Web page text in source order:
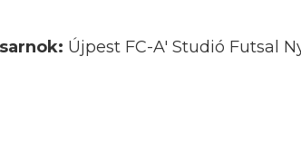
Újpest FC-A' Studió Futsal